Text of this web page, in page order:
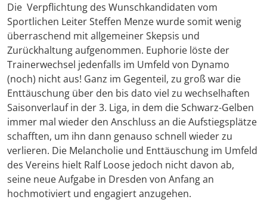
Die Verpflichtung des Wunschkandidaten vom
Sportlichen Leiter Steffen Menze wurde somit wenig
überraschend mit allgemeiner Skepsis und
Zurückhaltung aufgenommen. Euphorie löste der
Trainerwechsel jedenfalls im Umfeld von Dynamo
(noch) nicht aus! Ganz im Gegenteil, zu groß war die
Enttäuschung über den bis dato viel zu wechselhaften
Saisonverlauf in der 3. Liga, in dem die Schwarz-Gelben
immer mal wieder den Anschluss an die Aufstiegsplätze
schafften, um ihn dann genauso schnell wieder zu
verlieren. Die Melancholie und Enttäuschung im Umfeld
des Vereins hielt Ralf Loose jedoch nicht davon ab,
seine neue Aufgabe in Dresden von Anfang an
hochmotiviert und engagiert anzugehen.